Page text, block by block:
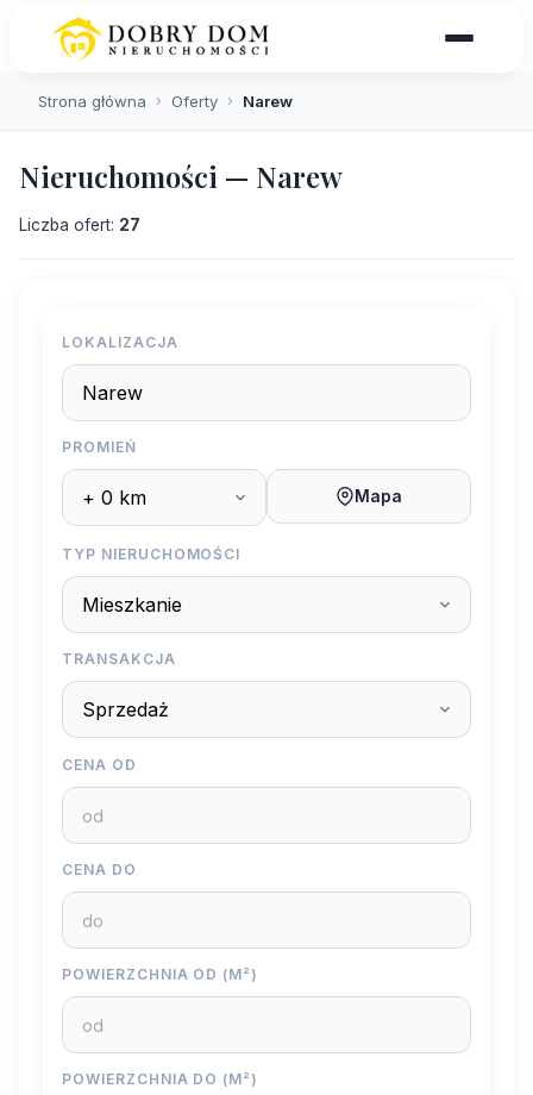
Strona główna › Oferty › Narew
Nieruchomości — Narew
Liczba ofert: 27
LOKALIZACJA
PROMIEŃ
Mapa
TYP NIERUCHOMOŚCI
TRANSAKCJA
CENA OD
CENA DO
POWIERZCHNIA OD (M²)
POWIERZCHNIA DO (M²)